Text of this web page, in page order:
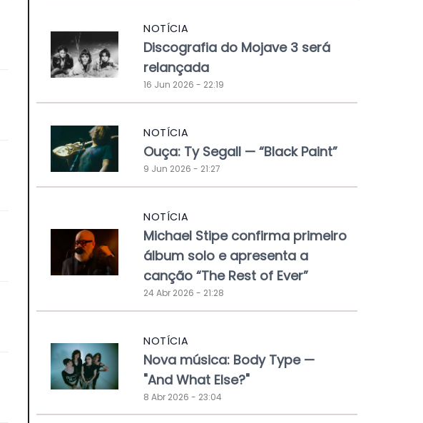
NOTÍCIA
Discografia do Mojave 3 será
relançada
16 Jun 2026 - 22:19
NOTÍCIA
Ouça: Ty Segall — “Black Paint”
9 Jun 2026 - 21:27
NOTÍCIA
Michael Stipe confirma primeiro
álbum solo e apresenta a
canção “The Rest of Ever”
24 Abr 2026 - 21:28
NOTÍCIA
Nova música: Body Type —
"And What Else?"
8 Abr 2026 - 23:04